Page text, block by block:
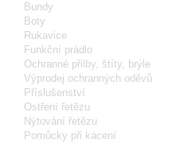
Bundy
Boty
Rukavice
Funkční prádlo
Ochranné přilby, štíty, brýle
Výprodej ochranných oděvů
Příslušenství
Ostření řetězu
Nýtování řetězu
Pomůcky při kácení